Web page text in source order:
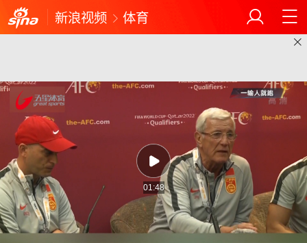
新浪视频 体育
01:48